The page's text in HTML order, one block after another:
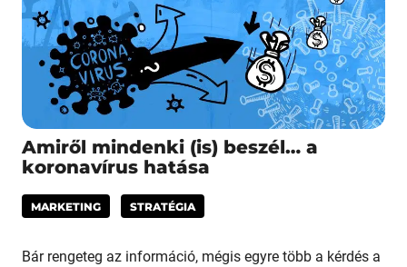
Amiről mindenki (is) beszél… a
koronavírus hatása
MARKETING STRATÉGIA
Bár rengeteg az információ, mégis egyre több a kérdés a